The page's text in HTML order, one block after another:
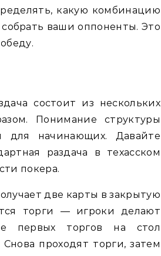
какую комбинацию
ваши оппоненты. Это
состоит из нескольких
Понимание структуры
для начинающих. Давайте
раздача в техасском
покера.
две карты в закрытую
торги — игроки делают
первых торгов на стол
проходят торги, затем